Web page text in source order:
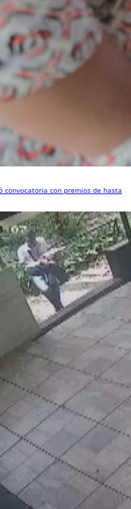
convocatoria con premios de hasta